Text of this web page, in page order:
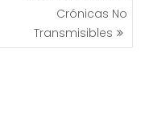
Crónicas No
Transmisibles